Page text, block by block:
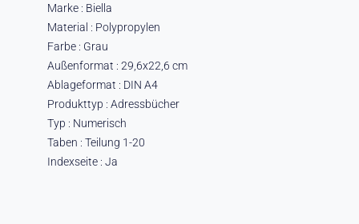
Marke : Biella
Material : Polypropylen
Farbe : Grau
Außenformat : 29,6x22,6 cm
Ablageformat : DIN A4
Produkttyp : Adressbücher
Typ : Numerisch
Taben : Teilung 1-20
Indexseite : Ja